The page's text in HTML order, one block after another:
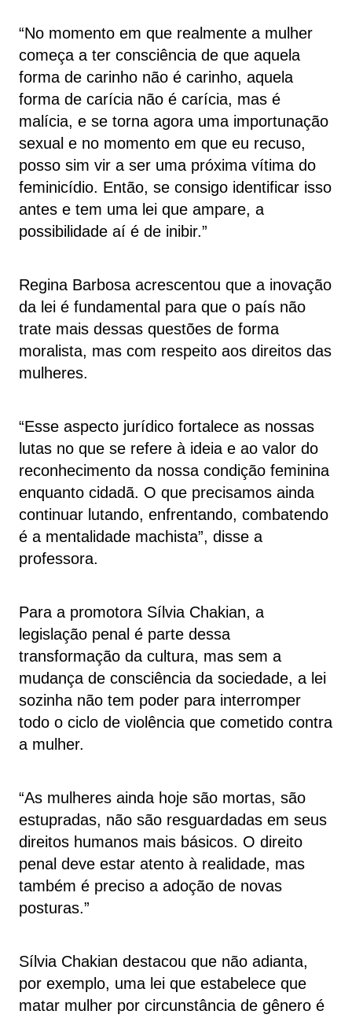
“No momento em que realmente a mulher
começa a ter consciência de que aquela
forma de carinho não é carinho, aquela
forma de carícia não é carícia, mas é
malícia, e se torna agora uma importunação
sexual e no momento em que eu recuso,
posso sim vir a ser uma próxima vítima do
feminicídio. Então, se consigo identificar isso
antes e tem uma lei que ampare, a
possibilidade aí é de inibir.”
Regina Barbosa acrescentou que a inovação
da lei é fundamental para que o país não
trate mais dessas questões de forma
moralista, mas com respeito aos direitos das
mulheres.
“Esse aspecto jurídico fortalece as nossas
lutas no que se refere à ideia e ao valor do
reconhecimento da nossa condição feminina
enquanto cidadã. O que precisamos ainda
continuar lutando, enfrentando, combatendo
é a mentalidade machista”, disse a
professora.
Para a promotora Sílvia Chakian, a
legislação penal é parte dessa
transformação da cultura, mas sem a
mudança de consciência da sociedade, a lei
sozinha não tem poder para interromper
todo o ciclo de violência que cometido contra
a mulher.
“As mulheres ainda hoje são mortas, são
estupradas, não são resguardadas em seus
direitos humanos mais básicos. O direito
penal deve estar atento à realidade, mas
também é preciso a adoção de novas
posturas.”
Sílvia Chakian destacou que não adianta,
por exemplo, uma lei que estabelece que
matar mulher por circunstância de gênero é